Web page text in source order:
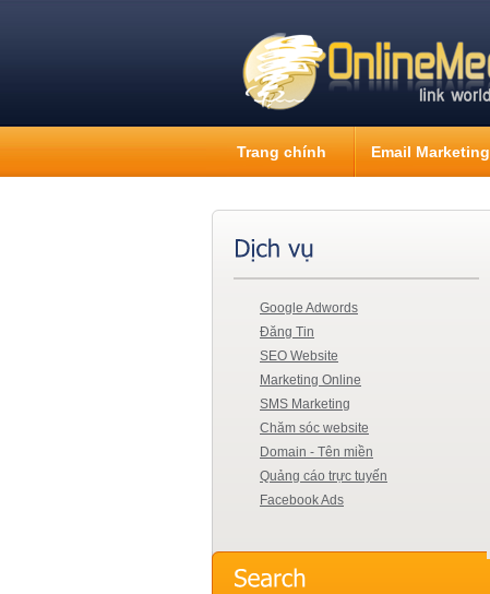
Trang chính Email Marketing
Google Adwords
Đăng Tin
SEO Website
Marketing Online
SMS Marketing
Chăm sóc website
Domain - Tên miền
Quảng cáo trực tuyến
Facebook Ads